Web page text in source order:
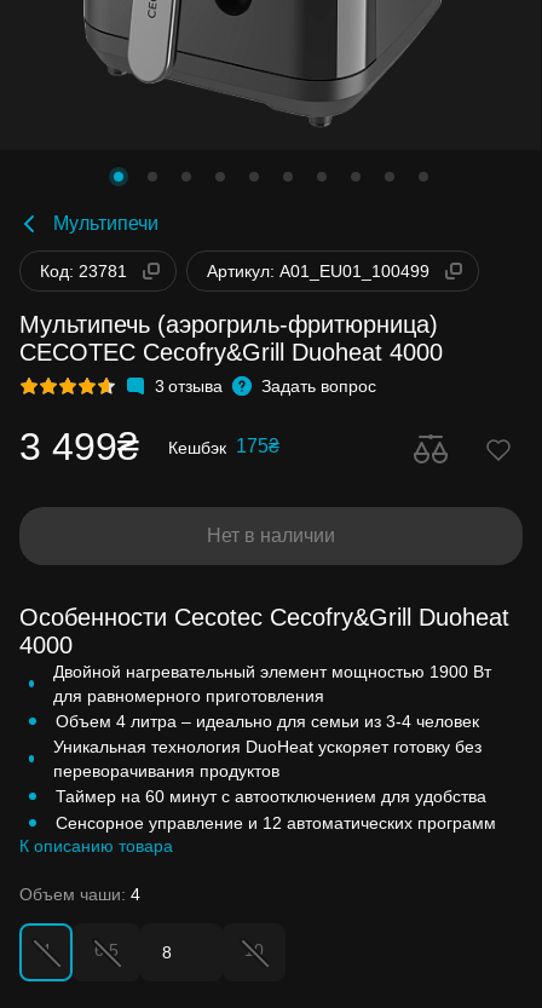
Мультипечи
Код: 23781 Артикул: A01_EU01_100499
Мультипечь (аэрогриль-фритюрница)
CECOTEC Cecofry&Grill Duoheat 4000
3 отзыва Задать вопрос
3 499₴ Кешбэк 175₴
Нет в наличии
Особенности Cecotec Cecofry&Grill Duoheat
4000
Двойной нагревательный элемент мощностью 1900 Вт
для равномерного приготовления
Объем 4 литра – идеально для семьи из 3-4 человек
Уникальная технология DuoHeat ускоряет готовку без
переворачивания продуктов
Таймер на 60 минут с автоотключением для удобства
Сенсорное управление и 12 автоматических программ
К описанию товара
Объем чаши: 4
4 6.5 8 10